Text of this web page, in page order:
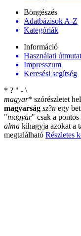
Böngészés
Adatbázisok A-Z
Kategóriák
Információ
Használati
Impresszum
Keresési segítség
* ? " - \
magyar* szórészletet
magyarság sz?n egy
"magyar" csak a
alma kihagyja azokat a
megtalálható Részletes